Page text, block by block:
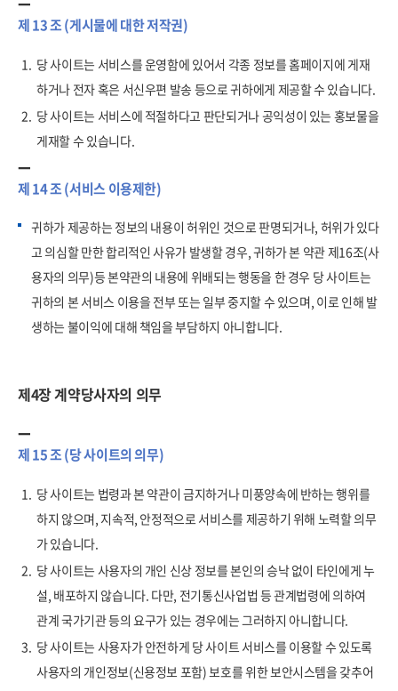
제 13 조 (게시물에 대한 저작권)
1. 당 사이트는 서비스를 운영함에 있어서 각종 정보를 홈페이지에 게재
하거나 전자 혹은 서신우편 발송 등으로 귀하에게 제공할 수 있습니다.
2. 당 사이트는 서비스에 적절하다고 판단되거나 공익성이 있는 홍보물을
게재할 수 있습니다.
제 14 조 (서비스 이용제한)
귀하가 제공하는 정보의 내용이 허위인 것으로 판명되거나, 허위가 있다
고 의심할 만한 합리적인 사유가 발생할 경우, 귀하가 본 약관 제16조(사
용자의 의무)등 본약관의 내용에 위배되는 행동을 한 경우 당 사이트는
귀하의 본 서비스 이용을 전부 또는 일부 중지할 수 있으며, 이로 인해 발
생하는 불이익에 대해 책임을 부담하지 아니합니다.
제4장 계약당사자의 의무
제 15 조 (당 사이트의 의무)
1. 당 사이트는 법령과 본 약관이 금지하거나 미풍양속에 반하는 행위를
하지 않으며, 지속적, 안정적으로 서비스를 제공하기 위해 노력할 의무
가 있습니다.
2. 당 사이트는 사용자의 개인 신상 정보를 본인의 승낙 없이 타인에게 누
설, 배포하지 않습니다. 다만, 전기통신사업법 등 관계법령에 의하여
관계 국가기관 등의 요구가 있는 경우에는 그러하지 아니합니다.
3. 당 사이트는 사용자가 안전하게 당 사이트 서비스를 이용할 수 있도록
사용자의 개인정보(신용정보 포함) 보호를 위한 보안시스템을 갖추어